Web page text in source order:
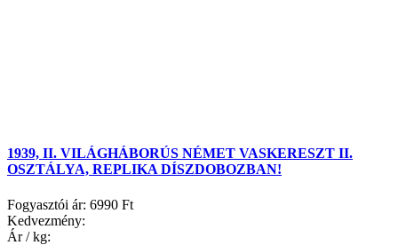
1939, II. VILÁGHÁBORÚS NÉMET VASKERESZT II.
OSZTÁLYA, REPLIKA DÍSZDOBOZBAN!
Fogyasztói ár: 6990 Ft
Kedvezmény:
Ár / kg: